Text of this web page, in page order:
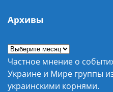
Архивы
Частное мнение о
Украине и Мире группы
украинскими корнями.